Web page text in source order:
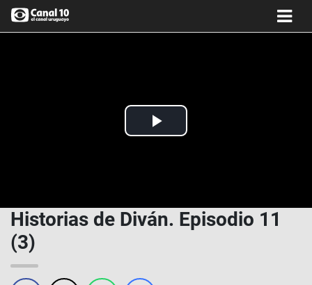
Play
Historias de Diván. Episodio 11
(3)